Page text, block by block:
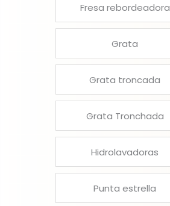
Fresa rebordeadora
Grata
Grata troncada
Grata Tronchada
Hidrolavadoras
Punta estrella